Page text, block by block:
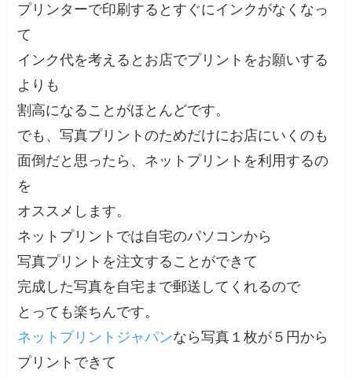
プリンターで印刷するとすぐにインクがなくなっ
て
インク代を考えるとお店でプリントをお願いする
よりも
割高になることがほとんどです。
でも、写真プリントのためだけにお店にいくのも
面倒だと思ったら、ネットプリントを利用するの
を
オススメします。
ネットプリントでは自宅のパソコンから
写真プリントを注文することができて
完成した写真を自宅まで郵送してくれるので
とっても楽ちんです。
ネットプリントジャパンなら写真１枚が５円から
プリントできて